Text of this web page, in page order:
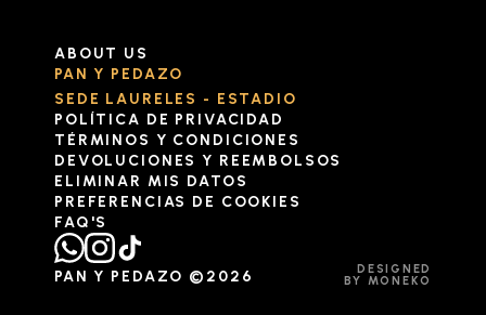
ABOUT US
PAN Y PEDAZO
SEDE LAURELES - ESTADIO
POLÍTICA DE PRIVACIDAD
TÉRMINOS Y CONDICIONES
DEVOLUCIONES Y REEMBOLSOS
ELIMINAR MIS DATOS
PREFERENCIAS DE COOKIES
FAQ'S
PAN Y PEDAZO ©2026
DESIGNED
BY MONEKO